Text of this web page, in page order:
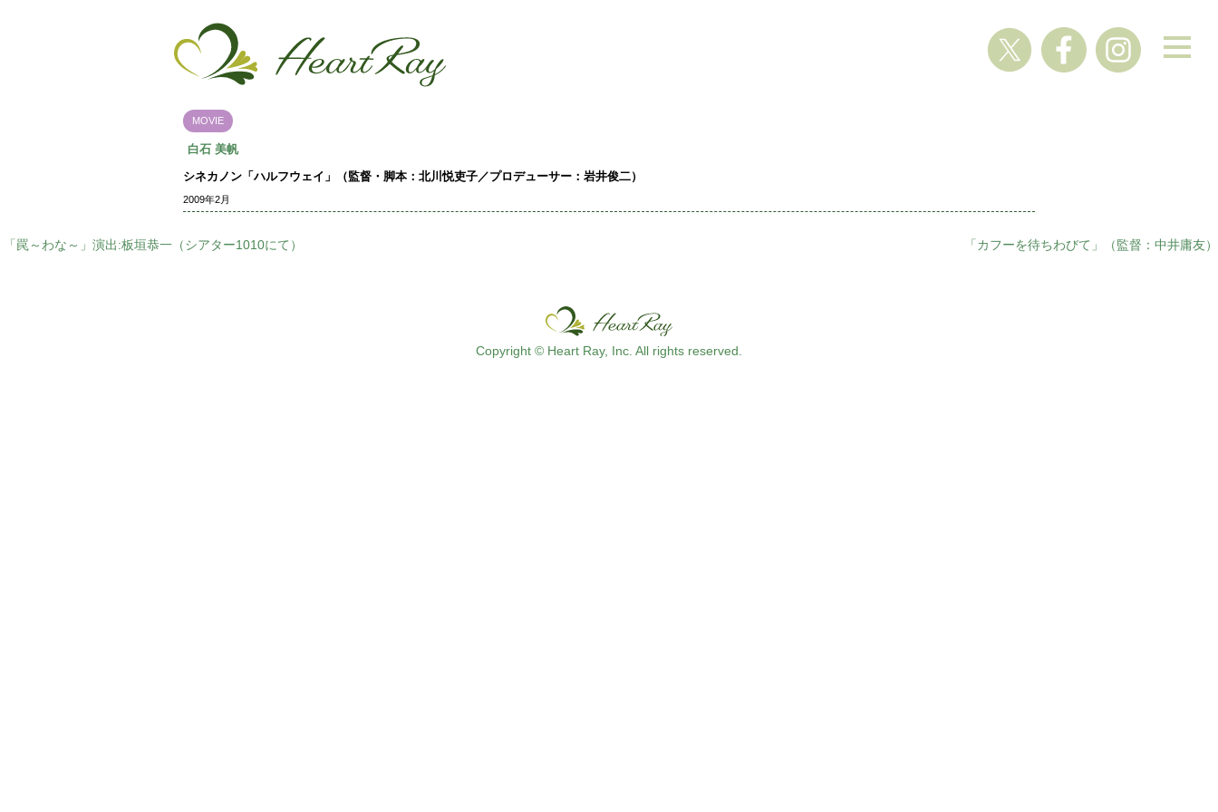
MOVIE
白石 美帆
シネカノン「ハルフウェイ」（監督・脚本：北川悦吏子／プロデューサー：岩井俊二）
2009年2月
「罠～わな～」演出:板垣恭一（シアター1010にて） 「カフーを待ちわびて」（監督：中井庸友）
Copyright © Heart Ray, Inc. All rights reserved.